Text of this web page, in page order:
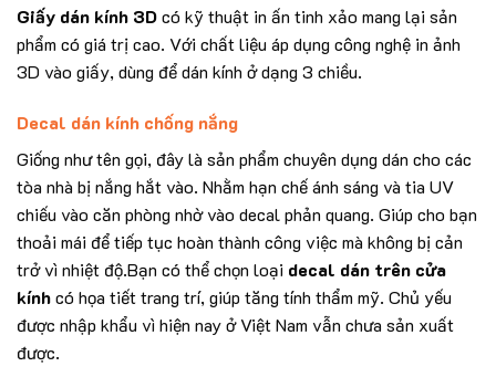
Giấy dán kính 3Dcó kỹ thuật in ấn tinh xảo mang lại sản
phẩm có giá trị cao. Với chất liệu áp dụng công nghệ in ảnh
3D vào giấy, dùng để dán kính ở dạng 3 chiều.
Decal dán kính chống nắng
Giống như tên gọi, đây là sản phẩm chuyên dụng dán cho các
tòa nhà bị nắng hắt vào. Nhằm hạn chế ánh sáng và tia UV
chiếu vào căn phòng nhờ vào decal phản quang. Giúp cho bạn
thoải mái để tiếp tục hoàn thành công việc mà không bị cản
trở vì nhiệt độ.Bạn có thể chọn loại decal dán trên cửa
kínhcó họa tiết trang trí, giúp tăng tính thẩm mỹ. Chủ yếu
được nhập khẩu vì hiện nay ở Việt Nam vẫn chưa sản xuất
được.